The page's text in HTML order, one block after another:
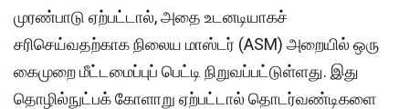
முரண்பாடு ஏற்பட்டால், அதை உடனடியாகச்
சரிசெய்வதற்காக நிலைய மாஸ்டர் (ASM) அறையில் ஒரு
கைமுறை மீட்டமைப்புப் பெட்டி நிறுவப்பட்டுள்ளது. இது
தொழில்நுட்பக் கோளாறு ஏற்பட்டால் தொடர்வண்டிகளை